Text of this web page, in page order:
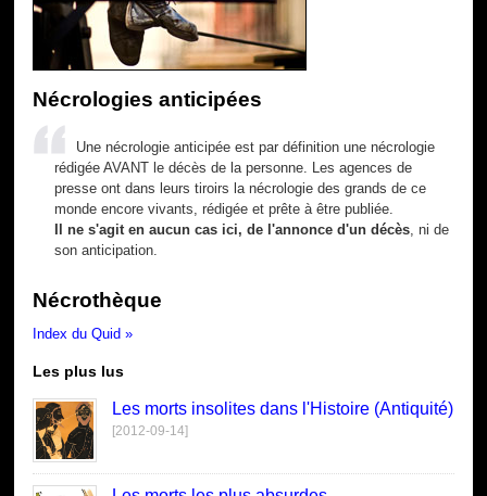
Nécrologies anticipées
Une nécrologie anticipée est par définition une nécrologie
rédigée AVANT le décès de la personne. Les agences de
presse ont dans leurs tiroirs la nécrologie des grands de ce
monde encore vivants, rédigée et prête à être publiée.
Il ne s'agit en aucun cas ici, de l'annonce d'un décès , ni de
son anticipation.
Nécrothèque
Index du Quid »
Les plus lus
Les morts insolites dans l'Histoire (Antiquité)
[2012-09-14]